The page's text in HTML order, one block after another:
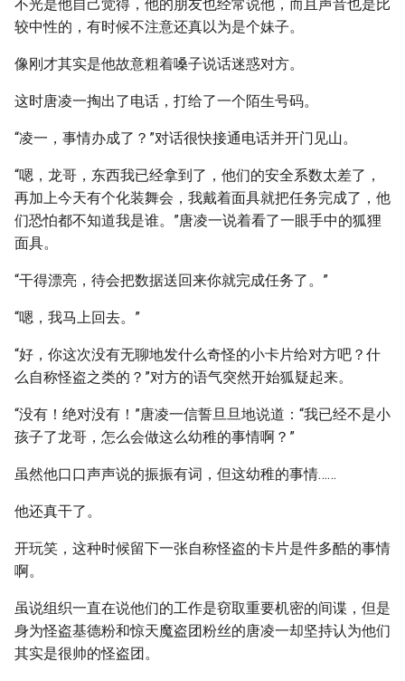
不光是他自己觉得，他的朋友也经常说他，而且声音也是比
较中性的，有时候不注意还真以为是个妹子。
像刚才其实是他故意粗着嗓子说话迷惑对方。
这时唐凌一掏出了电话，打给了一个陌生号码。
“凌一，事情办成了？”对话很快接通电话并开门见山。
“嗯，龙哥，东西我已经拿到了，他们的安全系数太差了，
再加上今天有个化装舞会，我戴着面具就把任务完成了，他
们恐怕都不知道我是谁。”唐凌一说着看了一眼手中的狐狸
面具。
“干得漂亮，待会把数据送回来你就完成任务了。”
“嗯，我马上回去。”
“好，你这次没有无聊地发什么奇怪的小卡片给对方吧？什
么自称怪盗之类的？”对方的语气突然开始狐疑起来。
“没有！绝对没有！”唐凌一信誓旦旦地说道：“我已经不是小
孩子了龙哥，怎么会做这么幼稚的事情啊？”
虽然他口口声声说的振振有词，但这幼稚的事情……
他还真干了。
开玩笑，这种时候留下一张自称怪盗的卡片是件多酷的事情
啊。
虽说组织一直在说他们的工作是窃取重要机密的间谍，但是
身为怪盗基德粉和惊天魔盗团粉丝的唐凌一却坚持认为他们
其实是很帅的怪盗团。